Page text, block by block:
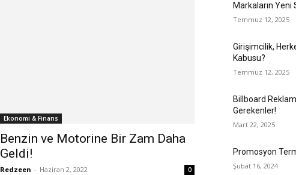
Ekonomi & Finans
Benzin ve Motorine Bir Zam Daha
Geldi!
Redzeen - Haziran 2, 2022 0
Markaların Yeni
Temmuz 12, 2025
Girişimcilik,
Kabusu?
Temmuz 12, 2025
Billboard
Gerekenler!
Mart 22, 2025
Promosyon
Şubat 16, 2024